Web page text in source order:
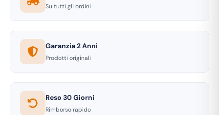
Su tutti gli ordini
Garanzia 2 Anni
Prodotti originali
Reso 30 Giorni
Rimborso rapido